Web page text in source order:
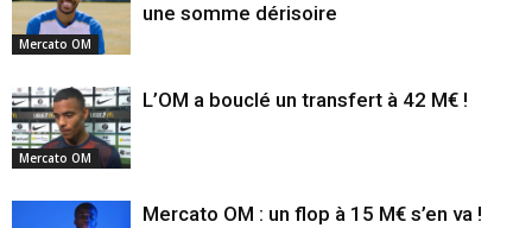
Mercato OM
une somme dérisoire
Mercato OM
L’OM a bouclé un transfert à 42 M€ !
Mercato OM : un flop à 15 M€ s’en va !